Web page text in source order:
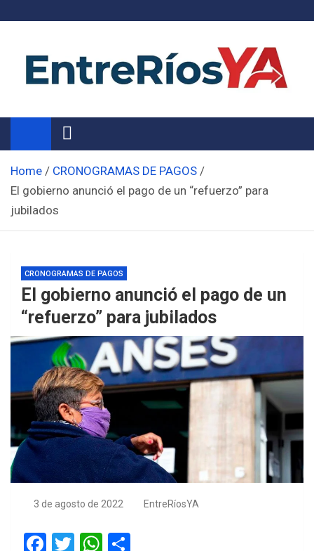
Noticias de Entre Ríos
Información de toda la provincia ahora
Home
CRONOGRAMAS DE PAGOS
El gobierno anunció el pago de un “refuerzo” para
jubilados
CRONOGRAMAS DE PAGOS
El gobierno anunció el pago de un
“refuerzo” para jubilados
3 de agosto de 2022 EntreRíosYA
F
T
W